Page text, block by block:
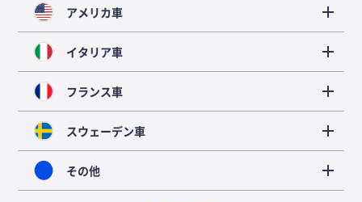
アメリカ車
イタリア車
フランス車
スウェーデン車
その他